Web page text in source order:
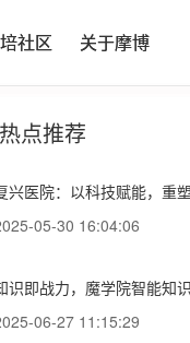
社区 关于摩博
社区 关于摩博
热点推荐
兴医院：以科技赋能，重
05-30 16:04:06
识即战力，魔学院智能知
06-27 11:15:29